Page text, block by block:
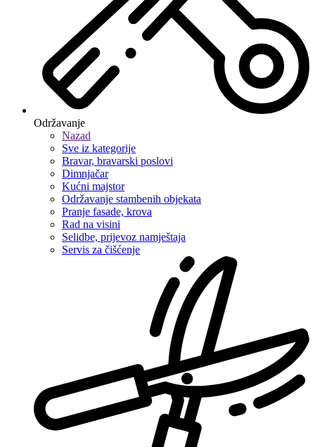
Održavanje
Nazad
Sve iz kategorije
Bravar, bravarski poslovi
Dimnjačar
Kućni majstor
Održavanje stambenih objekata
Pranje fasade, krova
Rad na visini
Selidbe, prijevoz namještaja
Servis za čišćenje